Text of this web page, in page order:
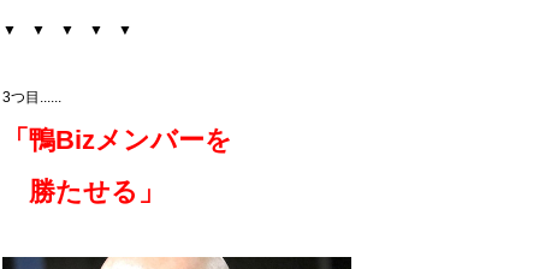
▼ ▼ ▼ ▼ ▼
3つ目......
「鴨Bizメンバーを
勝たせる」